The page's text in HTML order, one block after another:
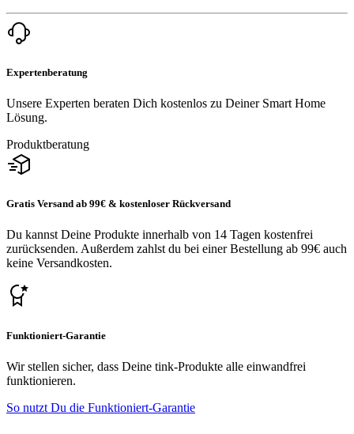
Expertenberatung
Unsere Experten beraten Dich kostenlos zu Deiner Smart Home
Lösung.
Produktberatung
Gratis Versand ab 99€ & kostenloser Rückversand
Du kannst Deine Produkte innerhalb von 14 Tagen kostenfrei
zurücksenden. Außerdem zahlst du bei einer Bestellung ab 99€ auch
keine Versandkosten.
Funktioniert-Garantie
Wir stellen sicher, dass Deine tink-Produkte alle einwandfrei
funktionieren.
So nutzt Du die Funktioniert-Garantie